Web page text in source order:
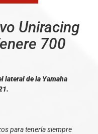
Uniracing
700
lateral de la Yamaha
para tenerla siempre